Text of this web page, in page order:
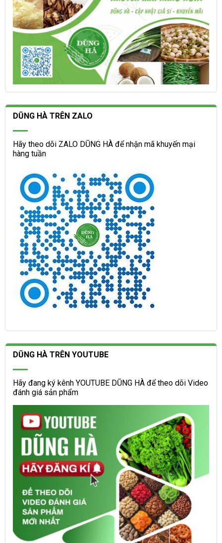
DŨNG HÀ TRÊN ZALO
Hãy theo dõi ZALO DŨNG HÀ để nhận mã khuyến mại
hàng tuần
DŨNG HÀ TRÊN YOUTUBE
Hãy đang ký kênh YOUTUBE DŨNG HÀ để theo dõi Video
đánh giá sản phẩm